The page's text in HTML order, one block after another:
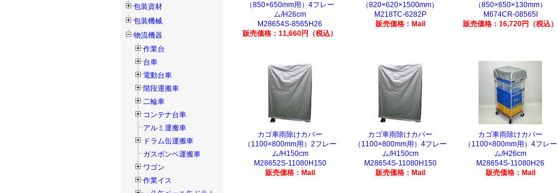
包装資材
包装機械
物流機器
作業台
台車
電動台車
階段運搬車
二輪車
コンテナ台車
アルミ運搬車
ドラム缶運搬車
ガスボンベ運搬車
ワゴン
作業イス
（850×650mm用）4フレー
ム/H26cm
M28654S-8565H26
販売価格：11,660円（税込）
（820×620×1500mm）
M218TC-6282P
販売価格：Mail
（850×650×130mm）
M674CR-08565I
販売価格：16,720円（税込）
カゴ車雨除けカバー
（1100×800mm用）2フレー
ム/H150cm
M28652S-11080H150
販売価格：Mail
カゴ車雨除けカバー
（1100×800mm用）4フレー
ム/H150cm
M28654S-11080H150
販売価格：Mail
カゴ車雨除けカバー
（1100×800mm用）4フレー
ム/H26cm
M28654S-11080H26
販売価格：Mail